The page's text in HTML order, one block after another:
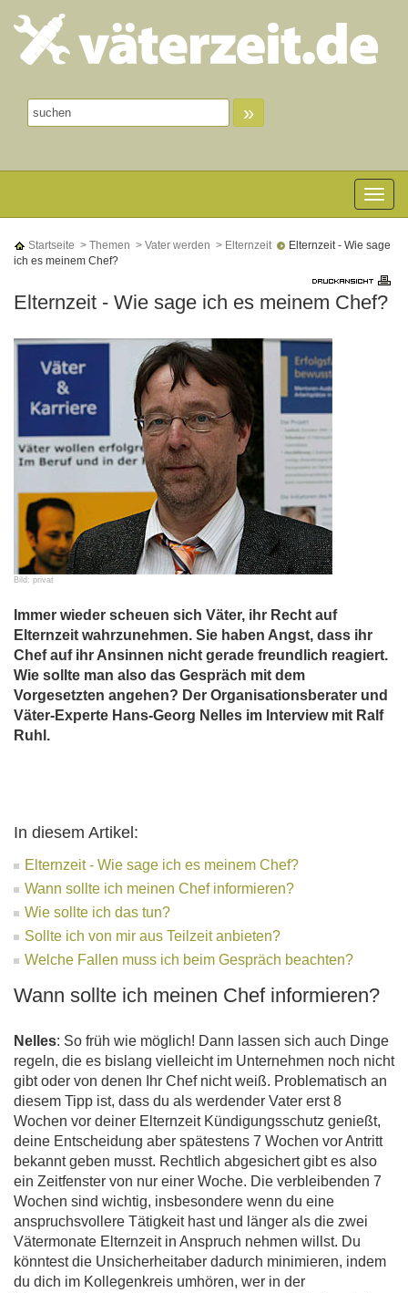
»
Toggle
Startseite > Themen > Vater werden > Elternzeit
Elternzeit - Wie sage
ich es meinem Chef?
Elternzeit - Wie sage ich es meinem Chef?
Bild: privat
Immer wieder scheuen sich Väter, ihr Recht auf
Elternzeit wahrzunehmen. Sie haben Angst, dass ihr
Chef auf ihr Ansinnen nicht gerade freundlich reagiert.
Wie sollte man also das Gespräch mit dem
Vorgesetzten angehen? Der Organisationsberater und
Väter-Experte Hans-Georg Nelles im Interview mit Ralf
Ruhl.
In diesem Artikel:
Elternzeit - Wie sage ich es meinem Chef?
Wann sollte ich meinen Chef informieren?
Wie sollte ich das tun?
Sollte ich von mir aus Teilzeit anbieten?
Welche Fallen muss ich beim Gespräch beachten?
Wann sollte ich meinen Chef informieren?
Nelles: So früh wie möglich! Dann lassen sich auch Dinge
regeln, die es bislang vielleicht im Unternehmen noch nicht
gibt oder von denen Ihr Chef nicht weiß. Problematisch an
diesem Tipp ist, dass du als werdender Vater erst 8
Wochen vor deiner Elternzeit Kündigungsschutz genießt,
deine Entscheidung aber spätestens 7 Wochen vor Antritt
bekannt geben musst. Rechtlich abgesichert gibt es also
ein Zeitfenster von nur einer Woche. Die verbleibenden 7
Wochen sind wichtig, insbesondere wenn du eine
anspruchsvollere Tätigkeit hast und länger als die zwei
Vätermonate Elternzeit in Anspruch nehmen willst. Du
könntest die Unsicherheitaber dadurch minimieren, indem
du dich im Kollegenkreis umhören, wer in der